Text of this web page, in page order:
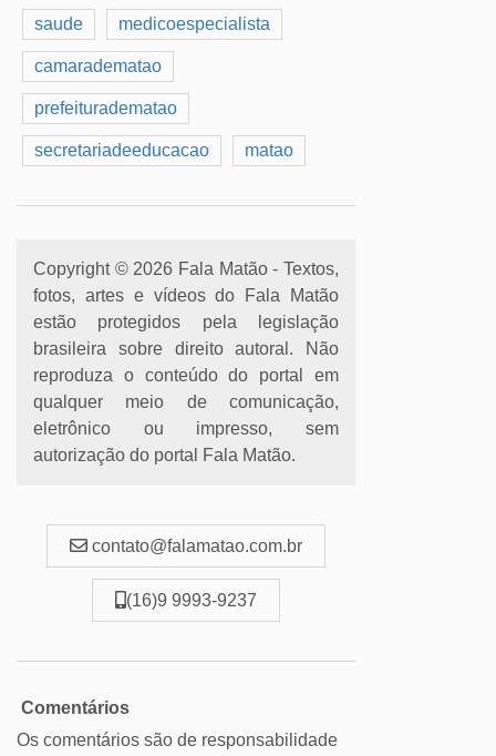
saude medicoespecialista
camaradematao
prefeituradematao
secretariadeeducacao matao
Copyright © 2026 Fala Matão - Textos,
fotos, artes e vídeos do Fala Matão
estão protegidos pela legislação
brasileira sobre direito autoral. Não
reproduza o conteúdo do portal em
qualquer meio de comunicação,
eletrônico ou impresso, sem
autorização do portal Fala Matão.
contato@falamatao.com.br
(16)9 9993-9237
Comentários
Os comentários são de responsabilidade